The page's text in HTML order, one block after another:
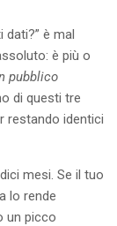
dati?” è mal
è più o
pubblico
di questi tre
restando identici
mesi. Se il tuo
lo rende
un picco